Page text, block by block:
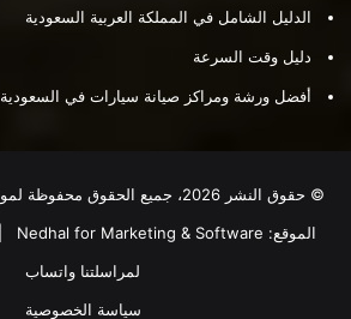
الدليل الشامل في المملكة العربية السعودية
دليل وقت السرعة
أفضل ورشة ومراكز صيانة سيارات في السعودية
© حقوق النشر 2026، جميع الحقوق محفوظة لموقع
الموقع: Nedhal for Marketing & Software
لمراسلتنا واتساب
سياسة الخصوصية